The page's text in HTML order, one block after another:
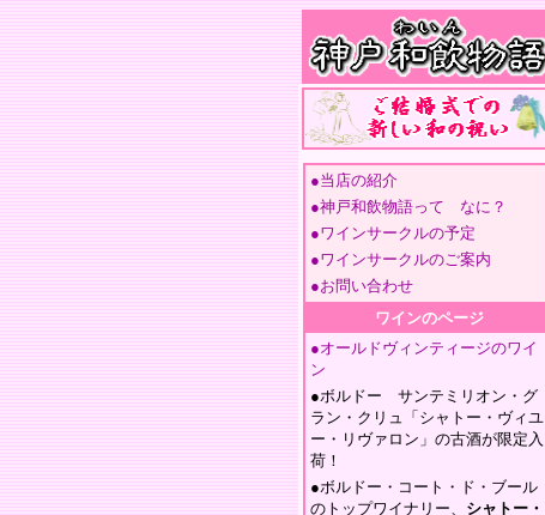
●当店の紹介
●神戸和飲物語って なに？
●ワインサークルの予定
●ワインサークルのご案内
●お問い合わせ
ワインのページ
●オールドヴィンティージのワイ
ン
●ボルドー サンテミリオン・グ
ラン・クリュ「シャトー・ヴィユ
ー・リヴァロン」の古酒が限定入
荷！
●ボルドー・コート・ド・ブール
のトップワイナリー、 シャトー・